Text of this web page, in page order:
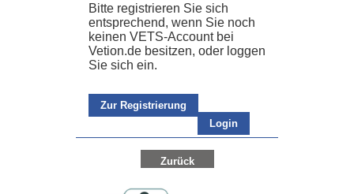
Bitte registrieren Sie sich
entsprechend, wenn Sie noch
keinen VETS-Account bei
Vetion.de besitzen, oder loggen
Sie sich ein.
Zur Registrierung
Login
Zurück